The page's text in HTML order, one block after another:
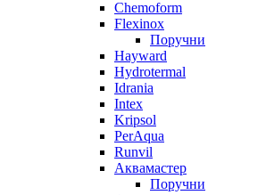
Chemoform
Flexinox
Поручни
Hayward
Hydrotermal
Idrania
Intex
Kripsol
PerAqua
Runvil
Аквамастер
Поручни